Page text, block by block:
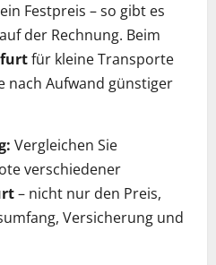
Festpreis – so gibt es
der Rechnung. Beim
für kleine Transporte
nach Aufwand günstiger
Vergleichen Sie
verschiedener
– nicht nur den Preis,
Versicherung und